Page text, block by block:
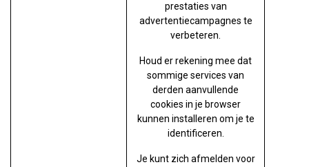
prestaties van
advertentiecampagnes te
verbeteren.
Houd er rekening mee dat
sommige services van
derden aanvullende
cookies in je browser
kunnen installeren om je te
identificeren.
Je kunt zich afmelden voor